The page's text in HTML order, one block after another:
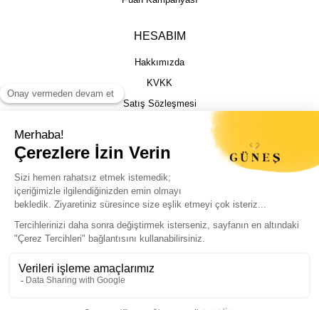
Sizin için en iyi deneyimi sunmak adına
çerezlere izin vermeniz yeterli.
HESABIM
Hakkımızda
KVKK
Satış Sözleşmesi
İptal İade Şartları
Kargo Takibi
© Güneş Kuyumculuk Tüm Hakları Saklıdır. Kredi kartı bilgileriniz 256bit SSL
sertifikası ile korunmaktadır.